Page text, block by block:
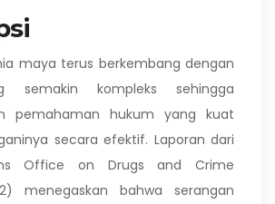
maya terus berkembang dengan
semakin kompleks sehingga
pemahaman hukum yang kuat
secara efektif. Laporan dari
Office on Drugs and Crime
menegaskan bahwa serangan